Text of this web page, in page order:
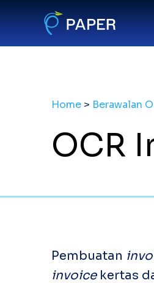
Home > Berawalan O
OCR
Pembuatan
invoice kertas